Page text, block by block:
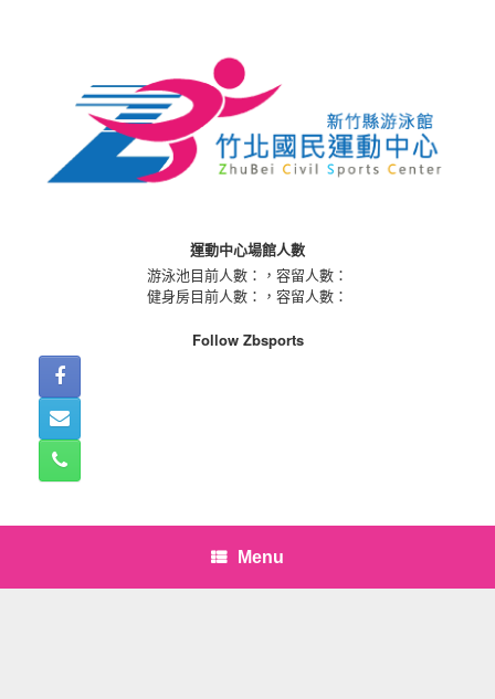
運動中心場館人數
游泳池目前人數：
，容留人數：
健身房目前人數：
，容留人數：
Follow Zbsports
Menu